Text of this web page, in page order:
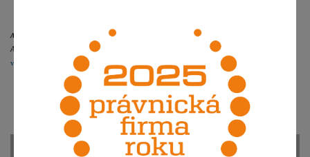
Autor: Mgr.
Autor působí jako advokát v advokátní kanceláři
Jansa, Mokrý, Otevřel & partneři
v.o.s.
, kde se zabývá zejména občanským, obchodním a autorským právem.
KATEGORIE